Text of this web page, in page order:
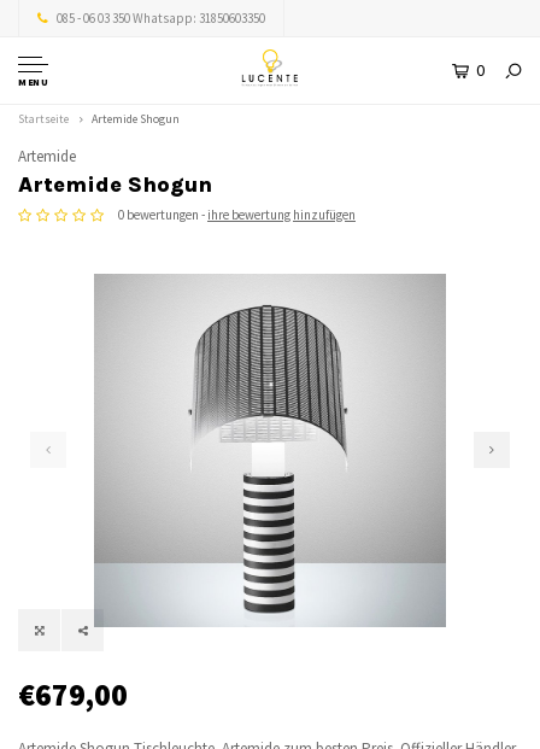
085 - 06 03 350 Whatsapp: 31850603350
MENU
0
Startseite Artemide Shogun
Artemide
Artemide Shogun
0 bewertungen - ihre bewertung hinzufügen
€679,00